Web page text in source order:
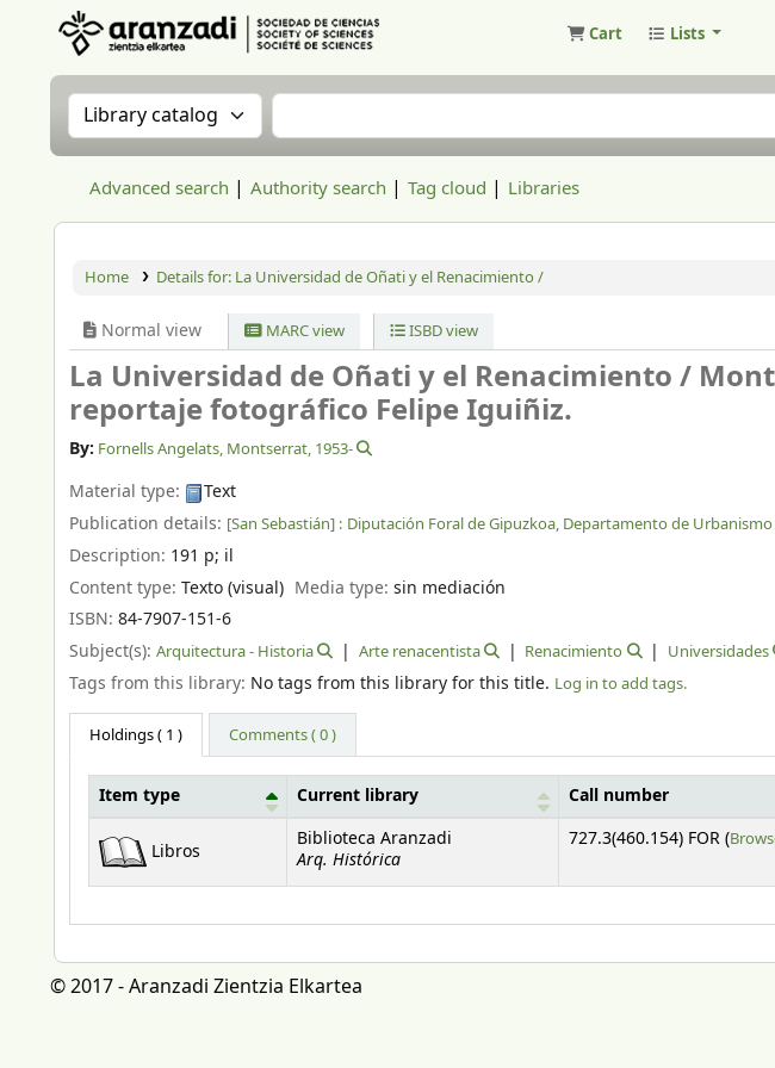
Cart Lists
Search the catalog by:Search the catalog
Advanced search Authority search Tag cloud Libraries
Home Details for: La Universidad de Oñati y el Renacimiento /
Normal view MARC view ISBD view
La Universidad de Oñati y el Renacimiento /
reportaje fotográfico Felipe Iguiñiz.
By: Fornells Angelats, Montserrat, 1953-
Material type:
Text
Publication details: [San Sebastián] : Diputación Foral de Gipuzkoa, Departamento de
Description: 191 p; il
Content type: Texto (visual) Media type:sin mediación
ISBN: 84-7907-151-6
Subject(s): Arquitectura - Historia Arte renacentista Renacimiento Universidades
Tags from this library: No tags from this library for this title. Log in to add tags.
Holdings( 1 ) Comments ( 0 )
Item type Current library Call number
Libros
Biblioteca Aranzadi
Arq. Histórica
727.3(460.154) FOR (
© 2017 - Aranzadi Zientzia Elkartea